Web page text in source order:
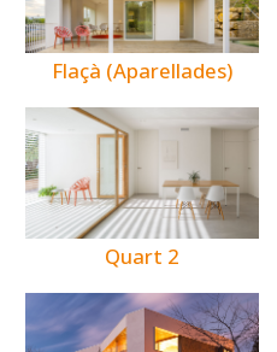
Flaçà (Aparellades)
Quart 2